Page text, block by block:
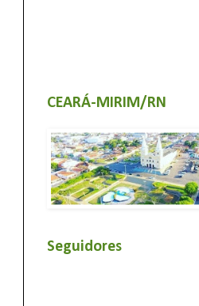
CEARÁ-MIRIM/RN
Seguidores